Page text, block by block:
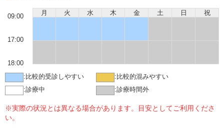
月 火 水 木 金 土 日 祝
09:00
17:00
18:00
: 比較的受診しやすい : 比較的混みやすい
:診療中 :診療時間外
※実際の状況とは異なる場合があります。目安としてご利用くださ
い。